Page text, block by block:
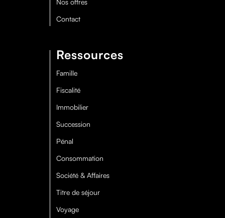
Contact
Ressources
Famille
Fiscalité
Immobilier
Succession
Pénal
Consommation
Société & Affaires
Titre de séjour
Voyage